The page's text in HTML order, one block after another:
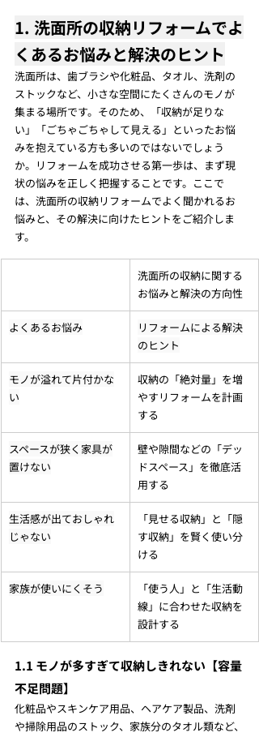
1. 洗面所の収納リフォームでよ
くあるお悩みと解決のヒント
洗面所は、歯ブラシや化粧品、タオル、洗剤の
ストックなど、小さな空間にたくさんのモノが
集まる場所です。そのため、「収納が足りな
い」「ごちゃごちゃして見える」といったお悩
みを抱えている方も多いのではないでしょう
か。リフォームを成功させる第一歩は、まず現
状の悩みを正しく把握することです。ここで
は、洗面所の収納リフォームでよく聞かれるお
悩みと、その解決に向けたヒントをご紹介しま
す。
洗面所の収納に関する
お悩みと解決の方向性
よくあるお悩み
リフォームによる解決
のヒント
モノが溢れて片付かな
い
収納の「絶対量」を増
やすリフォームを計画
する
スペースが狭く家具が
置けない
壁や隙間などの「デッ
ドスペース」を徹底活
用する
生活感が出ておしゃれ
じゃない
「見せる収納」と「隠
す収納」を賢く使い分
ける
家族が使いにくそう
「使う人」と「生活動
線」に合わせた収納を
設計する
1.1 モノが多すぎて収納しきれない【容量
不足問題】
化粧品やスキンケア用品、ヘアケア製品、洗剤
や掃除用品のストック、家族分のタオル類など、